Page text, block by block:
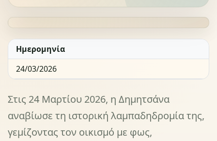
Ημερομηνία
24/03/2026
Στις 24 Μαρτίου 2026, η Δημητσάνα
αναβίωσε τη ιστορική λαμπαδηδρομία της,
γεμίζοντας τον οικισμό με φως,